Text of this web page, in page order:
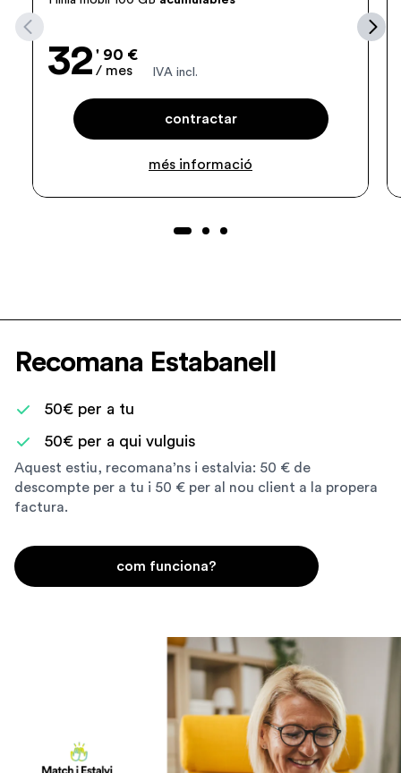
32 ' 90 €
/ mes IVA incl.
contractar
més informació
Recomana Estabanell
50€ per a tu
50€ per a qui vulguis
Aquest estiu, recomana’ns i estalvia: 50 € de
descompte per a tu i 50 € per al nou client a la propera
factura.
com funciona?